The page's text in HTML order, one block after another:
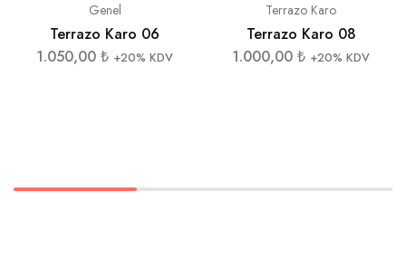
Genel
Terrazo Karo 06
1.050,00₺ +20% KDV
Terrazo Karo
Terrazo Karo 08
1.000,00₺ +20% KDV